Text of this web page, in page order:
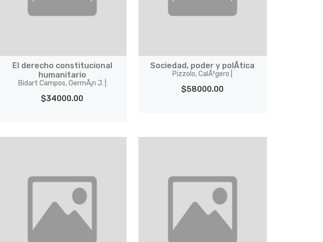
El derecho constitucional
humanitario
Bidart Campos, GermÃ¡n J. |
$34000.00
Sociedad, poder y polÃ­tica
Pizzolo, CalÃ³gero |
$58000.00